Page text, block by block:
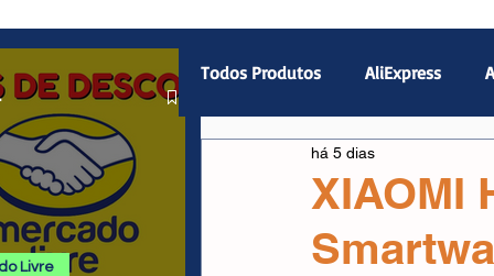
Livre
Todos Produtos AliExpress
Magazine Luiza
Gamepad Smartphones
XIAOMI
há 5 dias